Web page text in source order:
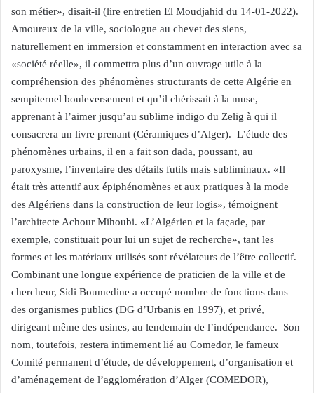
son métier», disait-il (lire entretien El Moudjahid du 14-01-2022).
Amoureux de la ville, sociologue au chevet des siens,
naturellement en immersion et constamment en interaction avec sa
«société réelle», il commettra plus d’un ouvrage utile à la
compréhension des phénomènes structurants de cette Algérie en
sempiternel bouleversement et qu’il chérissait à la muse,
apprenant à l’aimer jusqu’au sublime indigo du Zelig à qui il
consacrera un livre prenant (Céramiques d’Alger). L’étude des
phénomènes urbains, il en a fait son dada, poussant, au
paroxysme, l’inventaire des détails futils mais subliminaux. «Il
était très attentif aux épiphénomènes et aux pratiques à la mode
des Algériens dans la construction de leur logis», témoignent
l’architecte Achour Mihoubi. «L’Algérien et la façade, par
exemple, constituait pour lui un sujet de recherche», tant les
formes et les matériaux utilisés sont révélateurs de l’être collectif.
Combinant une longue expérience de praticien de la ville et de
chercheur, Sidi Boumedine a occupé nombre de fonctions dans
des organismes publics (DG d’Urbanis en 1997), et privé,
dirigeant même des usines, au lendemain de l’indépendance. Son
nom, toutefois, restera intimement lié au Comedor, le fameux
Comité permanent d’étude, de développement, d’organisation et
d’aménagement de l’agglomération d’Alger (COMEDOR),